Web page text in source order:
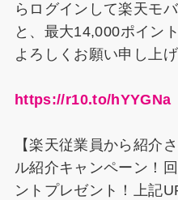
らログインして楽天モ
と、最大14,000ポイン
よろしくお願い申し上げ
https://r10.to/hYYGNa
【楽天従業員から紹介
ル紹介キャンペーン！
ントプレゼント！上記